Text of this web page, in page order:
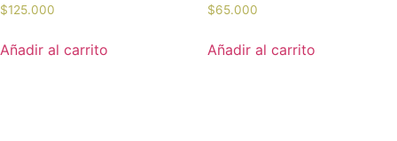
$125.000
Añadir al carrito
$65.000
Añadir al carrito